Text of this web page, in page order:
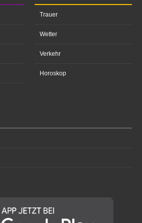
Trauer
Wetter
Verkehr
Horoskop